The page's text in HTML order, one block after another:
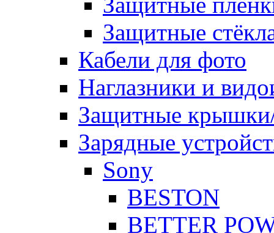
Защитные
Кабели для фото
Наглазники и
Защитные
Зарядные
Sony
BESTON
BETTER